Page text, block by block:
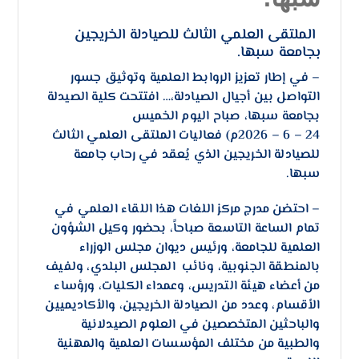
الملتقى العلمي الثالث للصيادلة الخريجين
بجامعة سبها.
– في إطار تعزيز الروابط العلمية وتوثيق جسور
التواصل بين أجيال الصيادلة،… افتتحت كلية الصيدلة
بجامعة سبها، صباح اليوم الخميس
24 – 6 – 2026م) فعاليات الملتقى العلمي الثالث
للصيادلة الخريجين الذي يُعقد في رحاب جامعة
سبها.
– احتضن مدرج مركز اللغات هذا اللقاء العلمي في
تمام الساعة التاسعة صباحاً، بحضور وكيل الشؤون
العلمية للجامعة، ورئيس ديوان مجلس الوزراء
بالمنطقة الجنوبية، ونائب المجلس البلدي، ولفيف
من أعضاء هيئة التدريس، وعمداء الكليات، ورؤساء
الأقسام، وعدد من الصيادلة الخريجين، والأكاديميين
والباحثين المتخصصين في العلوم الصيدلانية
والطبية من مختلف المؤسسات العلمية والمهنية